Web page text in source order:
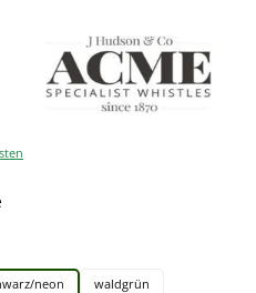
neon
waldgrün